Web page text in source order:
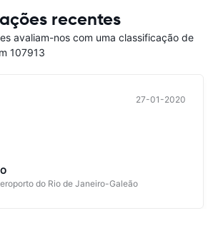
recentes
avaliam-nos com uma classificação de
107913
27-01-2020
do Rio de Janeiro-Galeão